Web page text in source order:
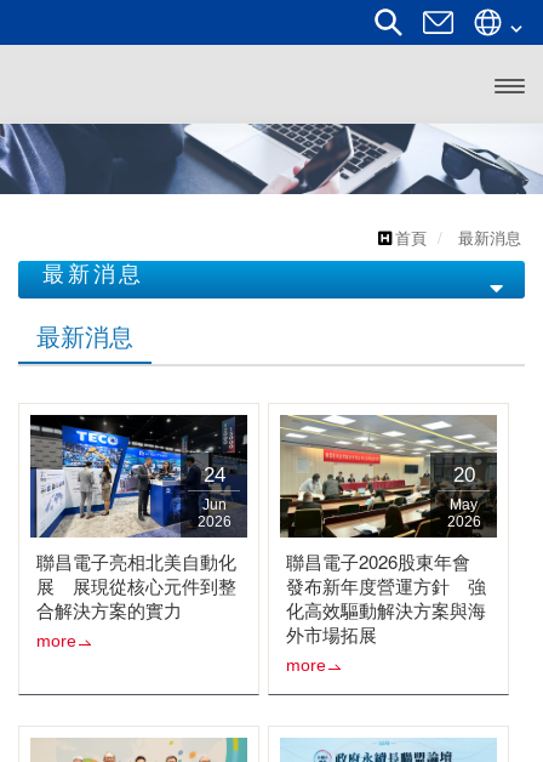
主選
首頁 最新消息
最新消息
最新消息
最新消息
24
Jun
2026
聯昌電子亮相北美自動化
展 展現從核心元件到整
合解決方案的實力
more
20
May
2026
聯昌電子2026股東年會
發布新年度營運方針 強
化高效驅動解決方案與海
外市場拓展
more